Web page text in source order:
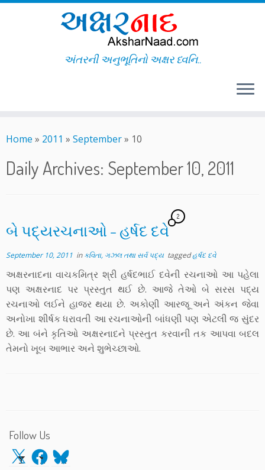
to
અંતરની અનુભૂતિનો અક્ષર ધ્વનિ..
Home » 2011 » September» 10
Daily Archives: September 10, 2011
બે પદ્યરચનાઓ – હર્ષદ દવે
2
September 10, 2011 inકવિતા, ગઝલ તથા સર્વ પદ્ય taggedહર્ષદ દવે
અક્ષરનાદના વાચકમિત્ર શ્રી હર્ષદભાઈ દવેની રચનાઓ આ પહેલા
પણ અક્ષરનાદ પર પ્રસ્તુત થઈ છે. આજે તેઓ બે સરસ પદ્ય
રચનાઓ લઈને હાજર થયા છે. અકોણી આરજૂ અને અંકન જેવા
અનોખા શીર્ષક ધરાવતી આ રચનાઓની બાંધણી પણ એટલી જ સુંદર
છે. આ બંને કૃતિઓ અક્ષરનાદને પ્રસ્તુત કરવાની તક આપવા બદલ
તેમનો ખૂબ આભાર અને શુભેચ્છાઓ.
Follow Us
X Facebook
Bluesky